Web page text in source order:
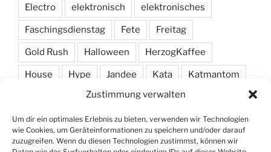
Zustimmung verwalten
Um dir ein optimales Erlebnis zu bieten, verwenden wir Technologien
wie Cookies, um Geräteinformationen zu speichern und/oder darauf
zuzugreifen. Wenn du diesen Technologien zustimmst, können wir
Electro elektronisch elektronisches
Faschingsdienstag Fete Freitag
Gold Rush Halloween HerzogKaffee
House Hype Jandee Kata Katmantom
Manic Markus Haas
Minimal Minimarc Musik Party Pendel
Pendelmann Programm Rock Row